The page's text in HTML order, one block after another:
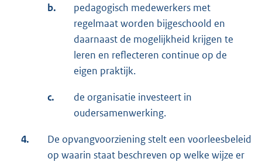
b.
pedagogisch medewerkers met
regelmaat worden bijgeschoold en
daarnaast de mogelijkheid krijgen te
leren en reflecteren continue op de
eigen praktijk.
c.
de organisatie investeert in
oudersamenwerking.
4.
De opvangvoorziening stelt een voorleesbeleid
op waarin staat beschreven op welke wijze er